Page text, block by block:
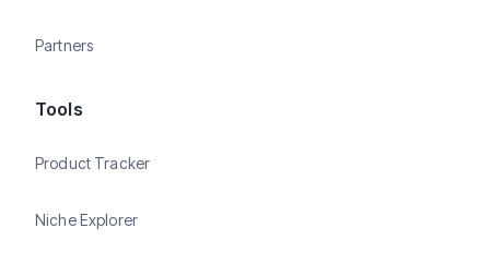
Partners
Tools
Product Tracker
Niche Explorer